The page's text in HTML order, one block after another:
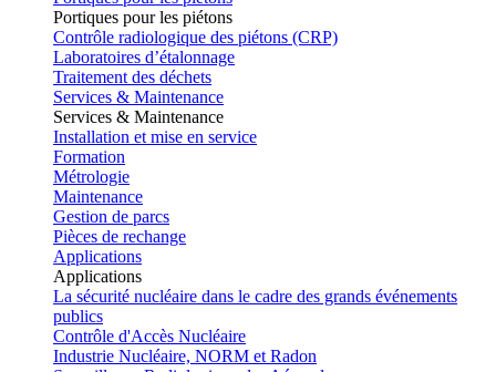
Portiques pour les piétons
Contrôle radiologique des piétons (CRP)
Laboratoires d’étalonnage
Traitement des déchets
Services & Maintenance
Services & Maintenance
Installation et mise en service
Formation
Métrologie
Maintenance
Gestion de parcs
Pièces de rechange
Applications
Applications
La sécurité nucléaire dans le cadre des grands événements
publics
Contrôle d'Accès Nucléaire
Industrie Nucléaire, NORM et Radon